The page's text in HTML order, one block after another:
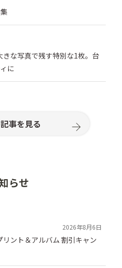
きな写真で残す特別な1枚。台
に
事を見る
らせ
リント＆アルバム 割引キャン